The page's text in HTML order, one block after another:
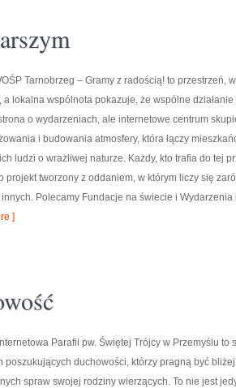
Tarnobrzeg – Gramy z radością! to przestrzeń,
a lokalna wspólnota pokazuje, że wspólne
o wydarzeniach, ale internetowe centrum
i budowania atmosfery, która łączy
ludzi o wrażliwej naturze. Każdy, kto trafia do tej
projekt tworzony z oddaniem, w którym liczy się
Polecamy Fundacje na świecie i Wydarzenia
]
Parafii pw. Świętej Trójcy w Przemyślu to
poszukujących duchowości, którzy pragną być
spraw swojej rodziny wierzących. To nie jest